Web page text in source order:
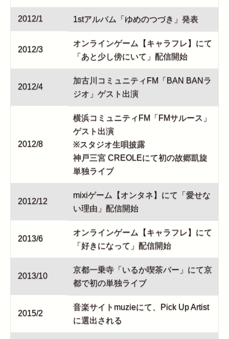
2012/1 1stアルバム「ゆめのつづき」発表
2012/3
オンラインゲーム【キャラフレ】にて
「あと少し傍にいて」配信開始
2012/4
加古川コミュニティFM「BAN BANラ
ジオ」ゲスト出演
2012/8
横浜コミュニティFM「FMサルース」
ゲスト出演
※スタジオ生唄披露
神戸三宮 CREOLEにて初の故郷凱旋
単独ライブ
2012/12
mixiゲーム【オンタネ】にて「愛せな
い理由」配信開始
2013/6
オンラインゲーム【キャラフレ】にて
「好きになって」配信開始
2013/10
京都一乗寺「いるか喫茶バー」にて京
都で初の単独ライブ
2015/2
音楽サイトmuzieにて、Pick Up Artist
に選出される